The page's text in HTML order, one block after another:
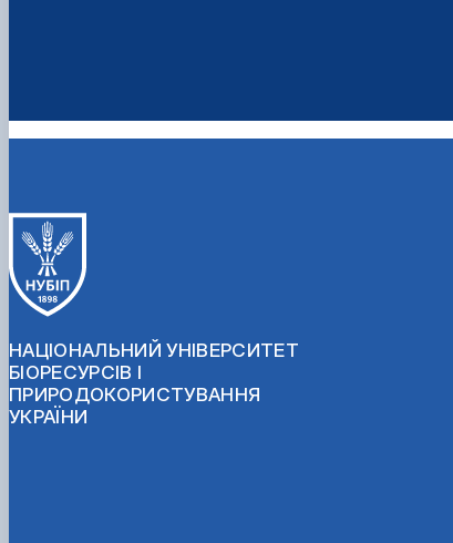
НАЦІОНАЛЬНИЙ УНІВЕРСИТЕТ
БІОРЕСУРСІВ І
ПРИРОДОКОРИСТУВАННЯ
УКРАЇНИ